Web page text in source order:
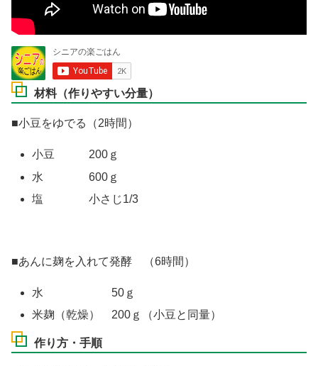
材料（作りやすい分量）
■小豆をゆでる（2時間）
小豆 200ｇ
水 600ｇ
塩 小さじ1/3
■あんに麹を入れて発酵 （6時間）
水 50ｇ
米麹（乾燥） 200ｇ（小豆と同量）
作り方・手順